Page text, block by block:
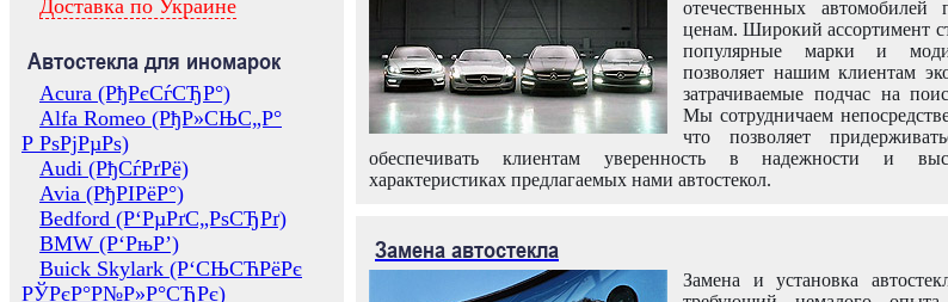
Доставка по Украине
Автостекла для иномарок
Acura (РђРєСѓСЂР°)
Alfa Romeo (РђР»СЊС„Р°
Р РѕРјРµРѕ)
Audi (РђСѓРґРё)
Avia (РђРІРёР°)
Bedford (Р‘РµРґС„РѕСЂРґ)
BMW (Р‘РњР’)
Buick Skylark (Р‘СЊСЋРёРє
РЎРєР°Р№Р»Р°СЂРє)
отечественных
ценам. Широкий ассортимент
популярные марки и
позволяет нашим клиентам
затрачиваемые подчас на
Мы сотрудничаем
что позволяет
обеспечивать клиентам уверенность в надежности и
характеристиках предлагаемых нами автостекол.
Замена автостекла
Замена и установка